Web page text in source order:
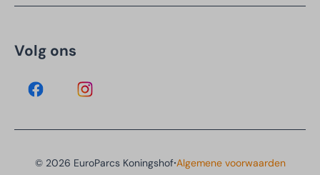
Volg ons
© 2026 EuroParcs Koningshof·Algemene voorwaarden